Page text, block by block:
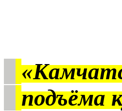
подъёма